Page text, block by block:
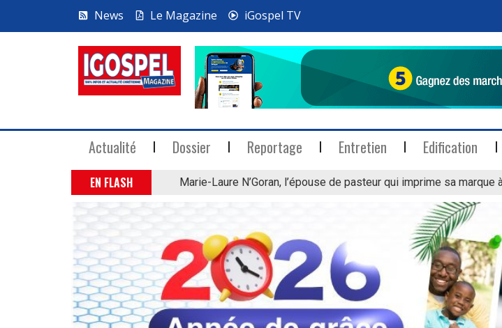
News Le Magazine iGospel TV
Actualité Dossier Reportage Entretien Edification
EN FLASH Marie-Laure N’Goran, l’épouse de pasteur qui imprime sa